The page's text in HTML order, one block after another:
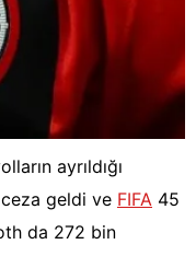
ayrıldığı
geldi ve FIFA 45
da 272 bin